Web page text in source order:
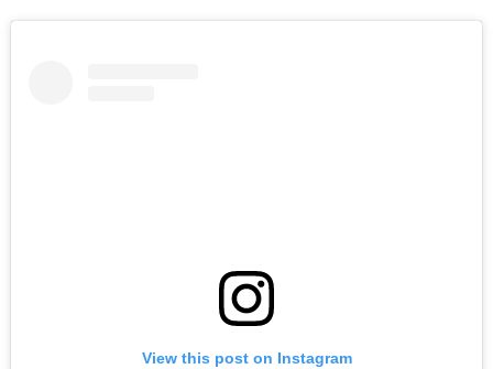
View this post on Instagram